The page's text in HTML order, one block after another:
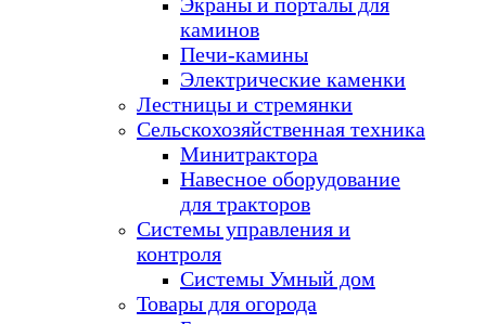
каминов
Печи-камины
Электрические каменки
Лестницы и стремянки
Сельскохозяйственная техника
Минитрактора
Навесное оборудование
для тракторов
Системы управления и
контроля
Системы Умный дом
Товары для огорода